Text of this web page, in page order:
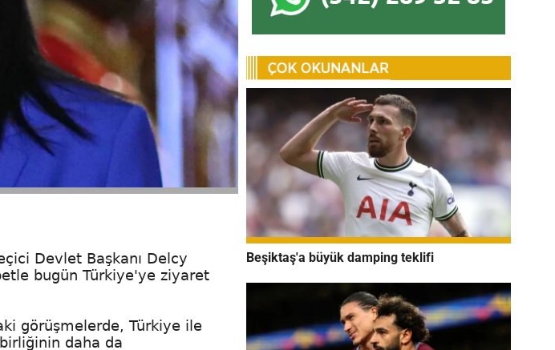
Devlet Başkanı Delcy
bugün Türkiye'ye ziyaret
görüşmelerde, Türkiye ile
daha da
Beşiktaş'a büyük damping teklifi